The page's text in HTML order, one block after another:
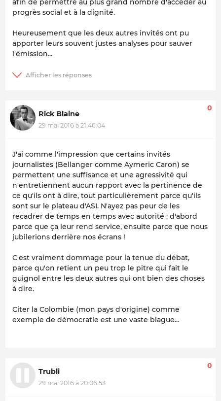
afin de permettre au plus grand nombre d'accéder au
progrès social et à la dignité.
Heureusement que les deux autres invités ont pu
apporter leurs souvent justes analyses pour sauver
l'émission...
Rick Blaine
29 mai 2016 à 21:46:04
0
J'ai comme l'impression que certains invités
journalistes (Bellanger comme Aymeric Caron) se
permettent une suffisance et une agressivité qui
n'entretiennent aucun rapport avec la pertinence de
ce qu'ils ont à dire, tout particulièrement parce qu'ils
sont sur le plateau d'ASI. N'ayez pas peur de les
recadrer de temps en temps avec autorité : d'abord
parce que ça leur rend service, ensuite parce que nous
jubilerions derrière nos écrans !
C'est vraiment dommage pour la tenue du débat,
parce qu'on retient un peu trop le pitre qui fait le
guignol entre les deux autres qui ont bien des choses
à dire.
Citer la Colombie (mon pays d'origine) comme
exemple de démocratie est une vaste blague...
Trubli
29 mai 2016 à 20:06:53
0